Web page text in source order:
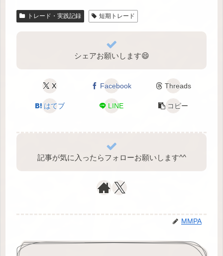
トレード・実践記録 短期トレード
シェアお願いします😄
X Facebook Threads
はてブ LINE コピー
記事が気に入ったらフォローお願いします^⁠^⁠
MMPA